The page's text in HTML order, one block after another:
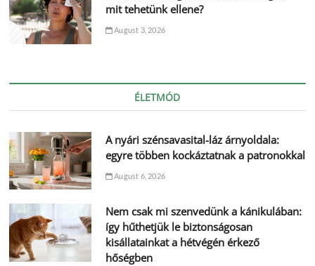
mit tehetünk ellene?
August 3, 2026
ÉLETMÓD
A nyári szénsavasital-láz árnyoldala:
egyre többen kockáztatnak a patronokkal
August 6, 2026
Nem csak mi szenvedünk a kánikulában:
így hűthetjük le biztonságosan
kisállatainkat a hétvégén érkező
hőségben